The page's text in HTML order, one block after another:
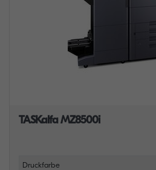
TASKalfa MZ8500i
Druckfarbe